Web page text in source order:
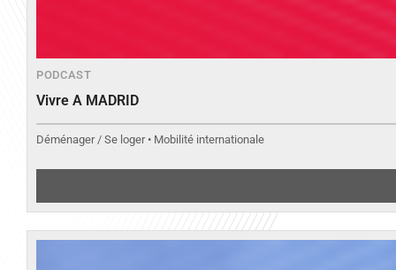
PODCAST
Vivre A MADRID
Déménager / Se loger • Mobilité internationale